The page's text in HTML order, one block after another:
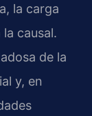
la carga
causal.
de la
y, en